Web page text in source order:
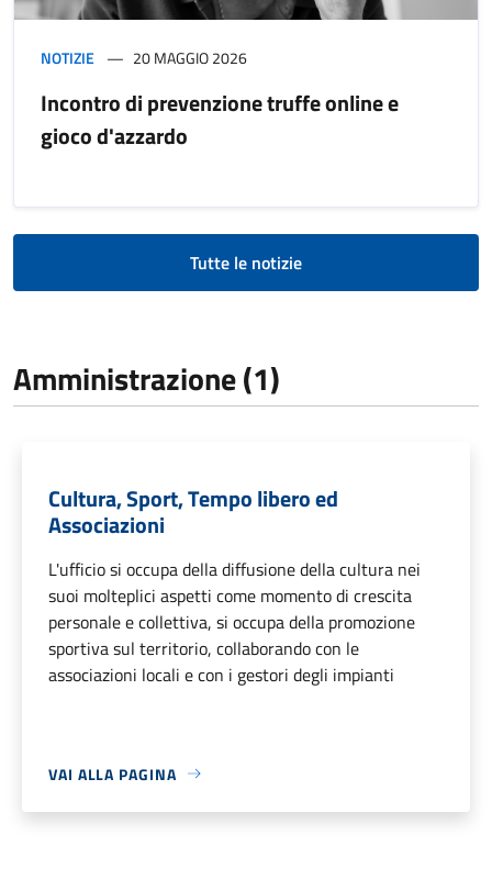
NOTIZIE 20 MAGGIO 2026
Incontro di prevenzione truffe online e
gioco d'azzardo
Tutte le notizie
Amministrazione (1)
Cultura, Sport, Tempo libero ed
Associazioni
L'ufficio si occupa della diffusione della cultura nei
suoi molteplici aspetti come momento di crescita
personale e collettiva, si occupa della promozione
sportiva sul territorio, collaborando con le
associazioni locali e con i gestori degli impianti
VAI ALLA PAGINA